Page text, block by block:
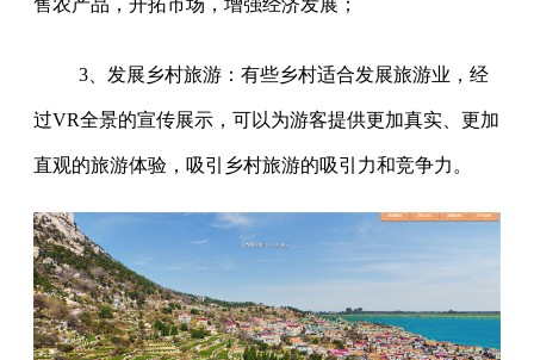
售农产品，开拓市场，增强经济发展；
3、发展乡村旅游：有些乡村适合发展旅游业，经
过VR全景的宣传展示，可以为游客提供更加真实、更加
直观的旅游体验，吸引乡村旅游的吸引力和竞争力。